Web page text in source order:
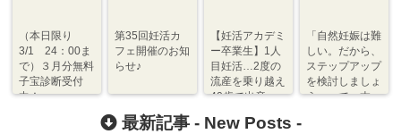
（本日限り
3/1 24：00ま
で）３月分無料
子宝診断受付
中！
第35回妊活カ
フェ開催のお知
らせ♪
【妊活アカデミ
ー卒業生】1人
目妊活…2度の
流産を乗り越え
40歳で出産
活専門学校）
「自然妊娠は難
しい。だから、
ステップアップ
を検討しましょ
う」って…本
最新記事 - New Posts -